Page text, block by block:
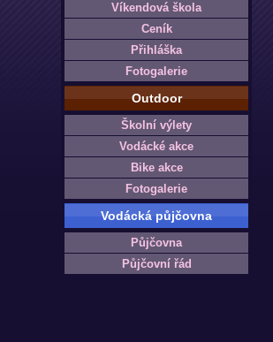
Víkendová škola
Ceník
Přihláška
Fotogalerie
Outdoor
Školní výlety
Vodácké akce
Bike akce
Fotogalerie
Vodácká půjčovna
Půjčovna
Půjčovní řád